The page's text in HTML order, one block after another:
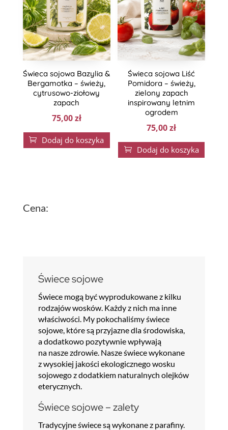
Świeca sojowa Bazylia &
Bergamotka – świeży,
cytrusowo-ziołowy
zapach
75,00zł
 Dodaj do koszyka
Świeca sojowa Liść
Pomidora – świeży,
zielony zapach
inspirowany letnim
ogrodem
75,00zł
 Dodaj do koszyka
Cena:
Świece sojowe
Świece mogą być wyprodukowane z kilku
rodzajów wosków. Każdy z nich ma inne
właściwości. My pokochaliśmy świece
sojowe, które są przyjazne dla środowiska,
a dodatkowo pozytywnie wpływają
na nasze zdrowie. Nasze świece wykonane
z wysokiej jakości ekologicznego wosku
sojowego z dodatkiem naturalnych olejków
eterycznych.
Świece sojowe – zalety
Tradycyjne świece są wykonane z parafiny.